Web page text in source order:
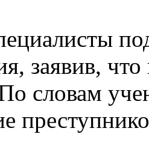
заявив,
словам